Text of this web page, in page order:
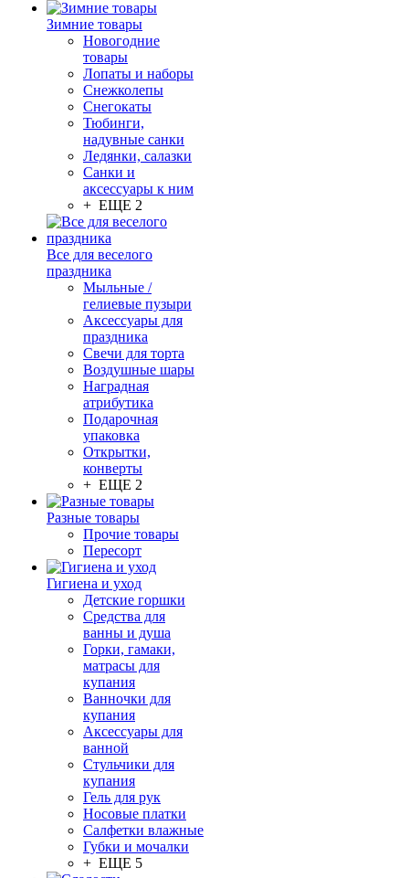
Зимние товары
Новогодние
товары
Лопаты и наборы
Снежколепы
Снегокаты
Тюбинги,
надувные санки
Ледянки, салазки
Санки и
аксессуары к ним
+ ЕЩЕ 2
Все для веселого
праздника
Мыльные /
гелиевые пузыри
Аксессуары для
праздника
Свечи для торта
Воздушные шары
Наградная
атрибутика
Подарочная
упаковка
Открытки,
конверты
+ ЕЩЕ 2
Разные товары
Прочие товары
Пересорт
Гигиена и уход
Детские горшки
Средства для
ванны и душа
Горки, гамаки,
матрасы для
купания
Ванночки для
купания
Аксессуары для
ванной
Стульчики для
купания
Гель для рук
Носовые платки
Салфетки влажные
Губки и мочалки
+ ЕЩЕ 5